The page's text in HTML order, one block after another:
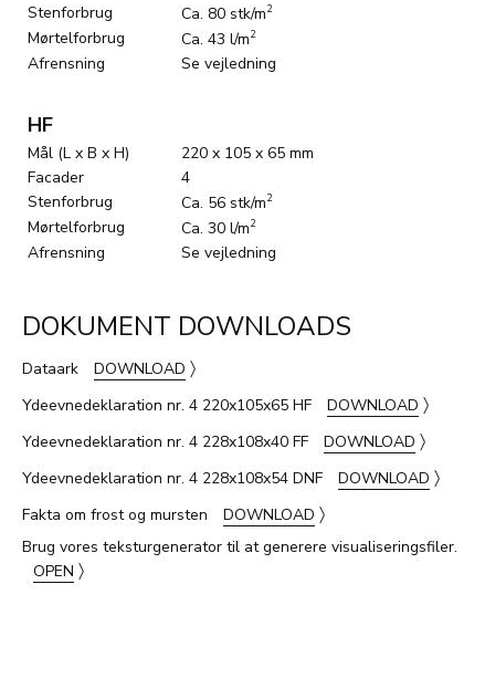
Stenforbrug
Ca. 80 stk/m2
Mørtelforbrug Ca. 43 l/m2
Afrensning Se vejledning
HF
Mål (L x B x H)
220 x 105 x 65 mm
Facader
4
Stenforbrug
Ca. 56 stk/m2
Mørtelforbrug Ca. 30 l/m2
Afrensning Se vejledning
DOKUMENT DOWNLOADS
Dataark DOWNLOAD 〉
Ydeevnedeklaration nr. 4 220x105x65 HF DOWNLOAD 〉
Ydeevnedeklaration nr. 4 228x108x40 FF DOWNLOAD 〉
Ydeevnedeklaration nr. 4 228x108x54 DNF DOWNLOAD 〉
Fakta om frost og mursten DOWNLOAD 〉
Brug vores teksturgenerator til at generere visualiseringsfiler.
OPEN 〉